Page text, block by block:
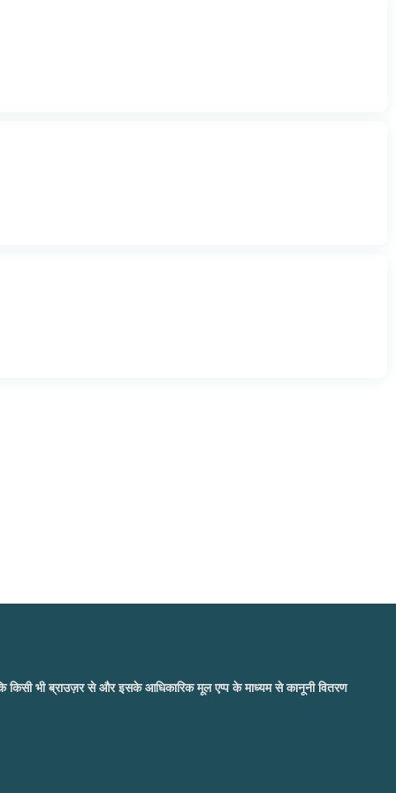
किसी भी ब्राउज़र से और इसके आधिकारिक मूल एप्प के माध्यम से कानूनी वितरण